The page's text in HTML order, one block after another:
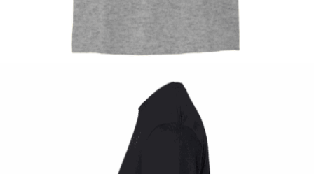
Tshirt Cafe race Motorcycle
14,00 €